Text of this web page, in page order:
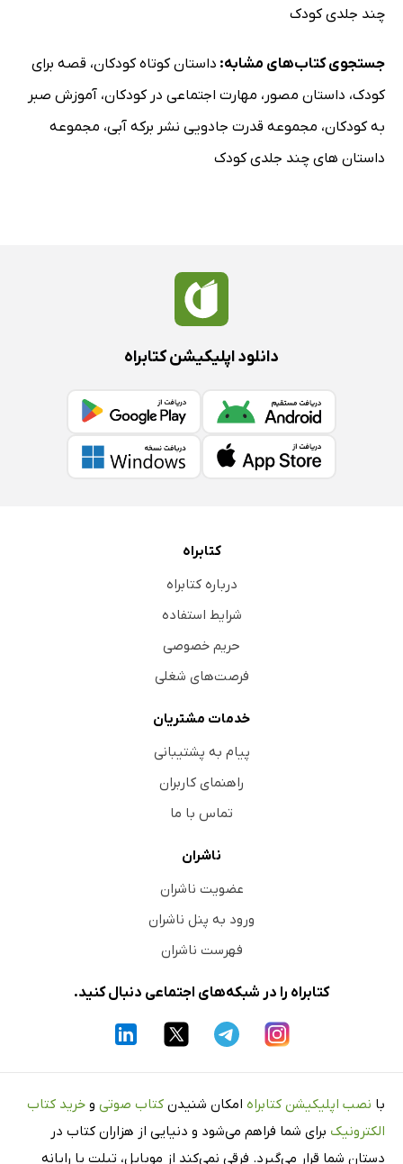
چند جلدی کودک
جستجوی کتاب‌های مشابه: داستان کوتاه کودکان، قصه برای
کودک، داستان مصور ، مهارت اجتماعی در کودکان، آموزش صبر
به کودکان، مجموعه قدرت جادویی نشر برکه آبی، مجموعه
داستان های چند جلدی کودک
دانلود اپلیکیشن کتابراه
کتابراه
درباره کتابراه
شرایط استفاده
حریم خصوصی
فرصت‌های شغلی
خدمات مشتریان
پیام به پشتیبانی
راهنمای کاربران
تماس با ما
ناشران
عضویت ناشران
ورود به پنل ناشران
فهرست ناشران
کتابراه را در شبکه‌های اجتماعی دنبال کنید.
با نصب اپلیکیشن کتابراه امکان شنیدن کتاب صوتی و خرید کتاب
الکترونیک برای شما فراهم می‌شود و دنیایی از هزاران کتاب در
دستان شما قرار می‌گیرد. فرقی نمی‌کند از موبایل، تبلت یا رایانه